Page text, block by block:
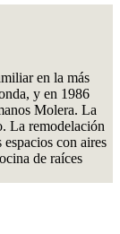
en la más
y en 1986
Molera. La
La remodelación
con aires
de raíces